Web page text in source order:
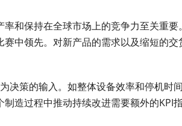
和保持在全球市场上的竞争力至关重要
中领先。对新产品的需求以及缩短的交
决策的输入。如整体设备效率和停机时
造过程中推动持续改进需要额外的KPI